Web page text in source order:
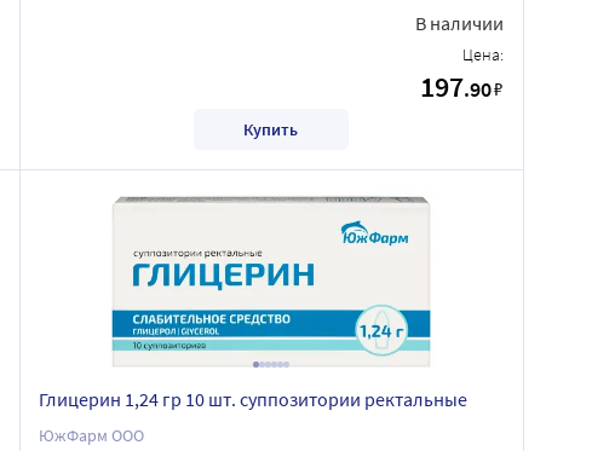
В наличии
Цена:
197.90₽
Купить
Глицерин 1,24 гр 10 шт. суппозитории ректальные
ЮжФарм ООО